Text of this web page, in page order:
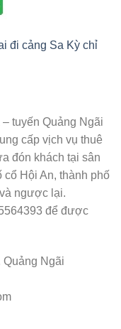
đi cảng Sa Kỳ chỉ
tuyến Quảng Ngãi
cấp vịch vụ thuê
đón khách tại sân
Hội An, thành phố
ngược lại.
để được
Ngãi